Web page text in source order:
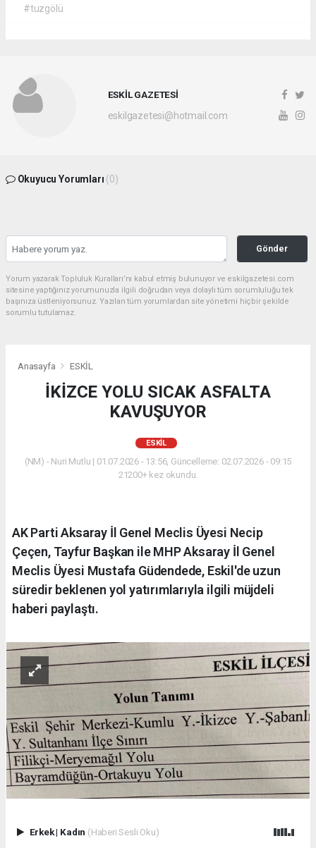
#tuzgölü
ESKİL GAZETESİ
eskilgazetesi@hotmail.com
Okuyucu Yorumları (0)
Gönder
Yorum yazarak Topluluk Kuralları’nı kabul etmiş bulunuyor ve eskilgazetesi.com
sitesine yaptığınız yorumunuzla ilgili doğrudan veya dolaylı tüm sorumluluğu tek
başınıza üstleniyorsunuz. Yazılan tüm yorumlardan site yönetimi hiçbir şekilde
sorumlu tutulamaz.
Anasayfa ESKİL
İKİZCE YOLU SICAK ASFALTA
KAVUŞUYOR
ESKİL
(NM) - Nuri Mutlu | 01.07.2026 - 13:56, Güncelleme: 02.07.2026 - 09:15
21200+ kez okundu.
AK Parti Aksaray İl Genel Meclis Üyesi Necip
Çeçen, Tayfur Başkan ile MHP Aksaray İl Genel
Meclis Üyesi Mustafa Güdendede, Eskil'de uzun
süredir beklenen yol yatırımlarıyla ilgili müjdeli
haberi paylaştı.
Erkek| Kadın (Haberi Sesli Oku)